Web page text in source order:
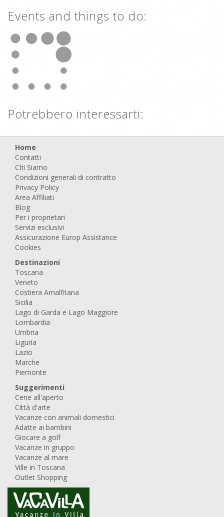
Events and things to do:
Potrebbero interessarti:
Home
Contatti
Chi Siamo
Condizioni generali di contratto
Privacy Policy
Area Affiliati
Blog
Per i proprietari
Servizi esclusivi
Assicurazione Europ Assistance
Cookies
Destinazioni
Toscana
Veneto
Costiera Amalfitana
Sicilia
Lago di Garda e Lago Maggiore
Lombardia
Umbria
Liguria
Lazio
Marche
Piemonte
Suggerimenti
Cene all'aperto
Città d'arte
Vacanze con animali domestici
Adatte ai bambini
Giocare a golf
Vacanze in gruppo
Vacanze al mare
Ville in Toscana
Outlet Shopping